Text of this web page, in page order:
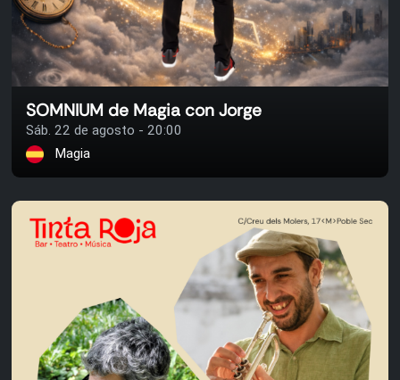
SOMNIUM de Magia con Jorge
Sáb. 22 de agosto - 20:00
Magia